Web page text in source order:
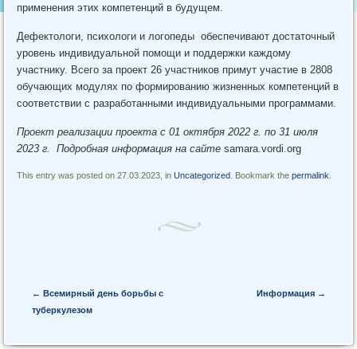
применения этих компетенций в будущем.
Дефектологи, психологи и логопеды обеспечивают достаточный
уровень индивидуальной помощи и поддержки каждому
участнику. Всего за проект 26 участников примут участие в 2808
обучающих модулях по формированию жизненных компетенций в
соответствии с разработанными индивидуальными программами.
Проект реализации проекта с 01 октября 2022 г. по 31 июля
2023 г. Подробная информация на сайтеsamara.vordi.org
This entry was posted on 27.03.2023, inUncategorized . Bookmark thepermalink
Post navigation
← Всемирный день борьбы с
туберкулезом
Информация →